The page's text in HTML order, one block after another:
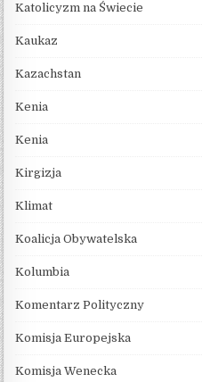
Katolicyzm na Świecie
Kaukaz
Kazachstan
Kenia
Kenia
Kirgizja
Klimat
Koalicja Obywatelska
Kolumbia
Komentarz Polityczny
Komisja Europejska
Komisja Wenecka